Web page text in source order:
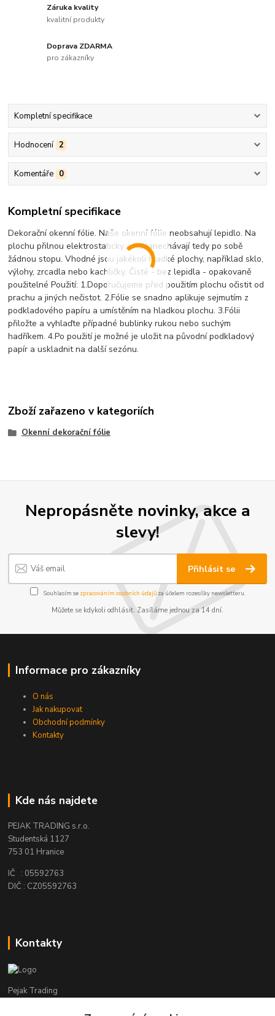
Záruka kvality
kvalitní produkty
Doprava ZDARMA
pro zákazníky
Kompletní specifikace
Hodnocení 2
Komentáře 0
Kompletní specifikace
Dekorační okenní fólie. Naše okenní fólie neobsahují lepidlo. Na
plochu přilnou elektrostaticky a nezanechávají tedy po sobě
žádnou stopu. Vhodné jsou jakékoli hladké plochy, například sklo,
výlohy, zrcadla nebo kachličky. Čisté - bez lepidla - opakovaně
použitelné Použití: 1.Doporučujeme před použitím plochu očistit od
prachu a jiných nečistot. 2.Fólie se snadno aplikuje sejmutím z
podkladového papíru a umístěním na hladkou plochu. 3.Fólii
přiložte a vyhlaďte případné bublinky rukou nebo suchým
hadříkem. 4.Po použití je možné je uložit na původní podkladový
papír a uskladnit na další sezónu.
Zboží zařazeno v kategoriích
Okenní dekorační fólie
Nepropásněte novinky, akce a
slevy!
Přihlásit se
Souhlasím se zpracováním osobních údajůza účelem rozesílky newsletteru.
Můžete se kdykoli odhlásit. Zasíláme jednou za 14 dní.
Informace pro zákazníky
O nás
Jak nakupovat
Obchodní podmínky
Kontakty
Kde nás najdete
PEJAK TRADING s.r.o.
Studentská 1127
753 01 Hranice
IČ : 05592763
DIČ : CZ05592763
Kontakty
Pejak Trading